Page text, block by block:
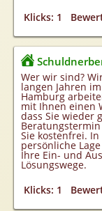
Klicks: 1
Wer wir sind?
langen Jahren
Hamburg
mit Ihnen einen
dass Sie wieder
Sie kostenfrei.
persönliche
Ihre Ein- und
Lösungswege.
Klicks: 1